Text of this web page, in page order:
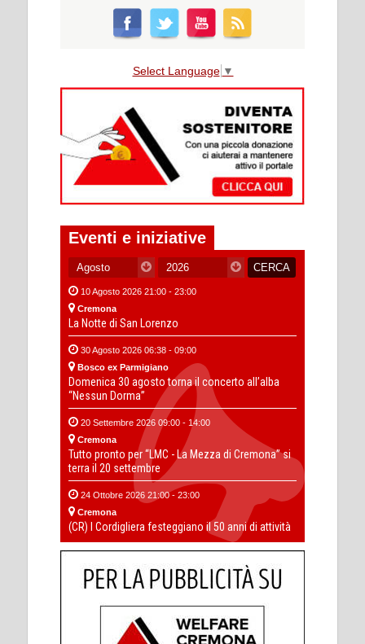
Select Language ▼
Eventi e iniziative
10 Agosto 2026 21:00 - 23:00
Cremona
La Notte di San Lorenzo
30 Agosto 2026 06:38 - 09:00
Bosco ex Parmigiano
Domenica 30 agosto torna il concerto all’alba
“Nessun Dorma”
20 Settembre 2026 09:00 - 14:00
Cremona
Tutto pronto per “LMC - La Mezza di Cremona” si
terra il 20 settembre
24 Ottobre 2026 21:00 - 23:00
Cremona
(CR) I Cordigliera festeggiano il 50 anni di attività